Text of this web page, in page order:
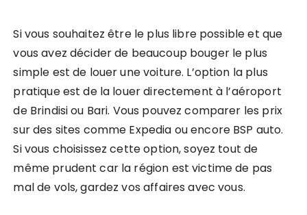
Si vous souhaitez être le plus libre possible et que
vous avez décider de beaucoup bouger le plus
simple est de louer une voiture. L’option la plus
pratique est de la louer directement à l’aéroport
de Brindisi ou Bari. Vous pouvez comparer les prix
sur des sites comme Expedia ou encore BSP auto.
Si vous choisissez cette option, soyez tout de
même prudent car la région est victime de pas
mal de vols, gardez vos affaires avec vous.